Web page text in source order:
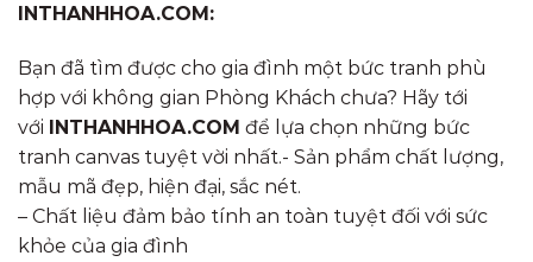
INTHANHHOA.COM:
Bạn đã tìm được cho gia đình một bức tranh phù
hợp với không gian Phòng Khách chưa? Hãy tới
với INTHANHHOA.COM để lựa chọn những bức
tranh canvas tuyệt vời nhất.- Sản phẩm chất lượng,
mẫu mã đẹp, hiện đại, sắc nét.
– Chất liệu đảm bảo tính an toàn tuyệt đối với sức
khỏe của gia đình